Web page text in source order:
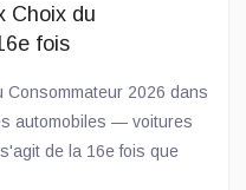
Choix du
fois
Consommateur 2026 dans
automobiles — voitures
de la 16e fois que